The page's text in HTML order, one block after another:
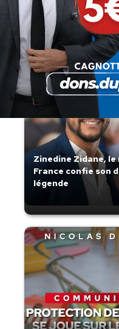
Lorsque tout
s’affaisse.
Zinedine Zidane,
France confie son
légende